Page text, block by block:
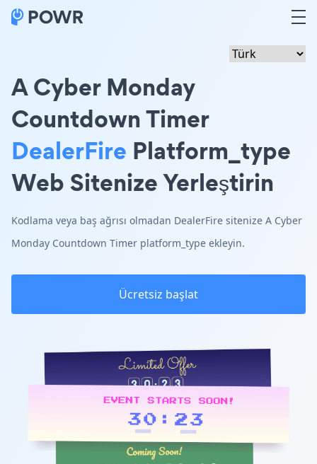
A Cyber Monday
Countdown Timer
DealerFire Platform_type
Web Sitenize Yerleştirin
Kodlama veya baş ağrısı olmadan DealerFire sitenize A Cyber
Monday Countdown Timer platform_type ekleyin.
Ücretsiz başlat